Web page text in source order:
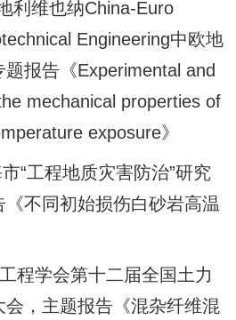
利维也纳China-Euro
Engineering中欧地
报告《Experimental and
mechanical properties of
exposure》
“工程地质灾害防治”研究
不同初始损伤白砂岩高温
程学会第十二届全国土力
，主题报告《混杂纤维混